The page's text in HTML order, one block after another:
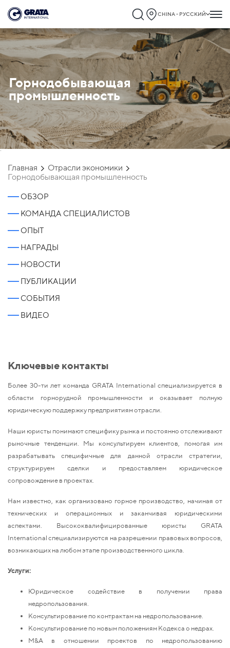
CHINA - РУССКИЙ
Горнодобывающая
промышленность
`
Главная
Отрасли экономики
Горнодобывающая промышленность
ОБЗОР
КОМАНДА СПЕЦИАЛИСТОВ
ОПЫТ
НАГРАДЫ
НОВОСТИ
ПУБЛИКАЦИИ
СОБЫТИЯ
ВИДЕО
Ключевые контакты
Более 30-ти лет команда GRATA International специализируется в
области горнорудной промышленности и оказывает полную
юридическую поддержку предприятиям отрасли.
Наши юристы понимают специфику рынка и постоянно отслеживают
рыночные тенденции. Мы консультируем клиентов, помогая им
разрабатывать специфичные для данной отрасли стратегии,
структурируем сделки и предоставляем юридическое
сопровождение в проектах.
Нам известно, как организовано горное производство, начиная от
технических и операционных и заканчивая юридическими
аспектами. Высококвалифицированные юристы GRATA
International специализируются на разрешении правовых вопросов,
возникающих на любом этапе производственного цикла.
Услуги:
Юридическое содействие в получении права
недропользования.
Консультирование по контрактам на недропользование.
Консультирование по новым положениям Кодекса о недрах.
M&A в отношении проектов по недропользованию